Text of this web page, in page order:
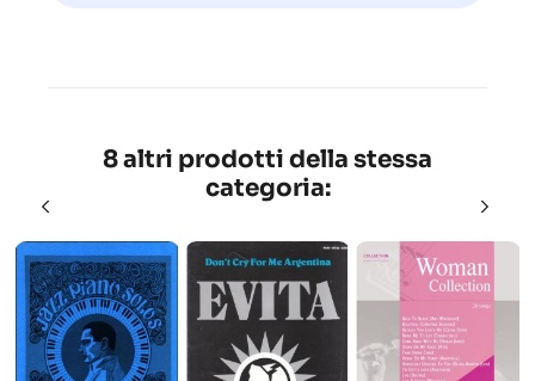
8 altri prodotti della stessa
categoria: